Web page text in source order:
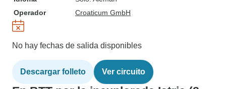
Operador
Croaticum GmbH
No hay fechas de salida disponibles
Descargar folleto Ver circuito